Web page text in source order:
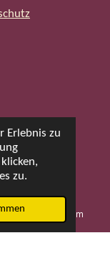
Erlebnis zu
zu.Uhr
€ BestellwertInstagram